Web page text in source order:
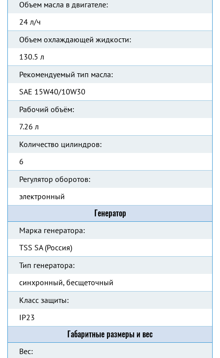
Объем масла в двигателе:
24 л/ч
Объем охлаждающей жидкости:
130.5 л
Рекомендуемый тип масла:
SAE 15W40/10W30
Рабочий объём:
7.26 л
Количество цилиндров:
6
Регулятор оборотов:
электронный
Генератор
Марка генератора:
TSS SA (Россия)
Тип генератора:
синхронный, бесщеточный
Класс защиты:
IP23
Габаритные размеры и вес
Вес: